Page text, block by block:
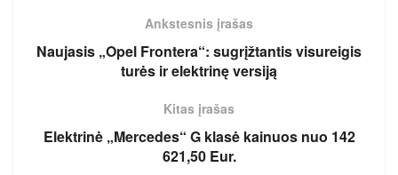
Ankstesnis įrašas
Naujasis „Opel Frontera“: sugrįžtantis visureigis
turės ir elektrinę versiją
Kitas įrašas
Elektrinė „Mercedes“ G klasė kainuos nuo 142
621,50 Eur.